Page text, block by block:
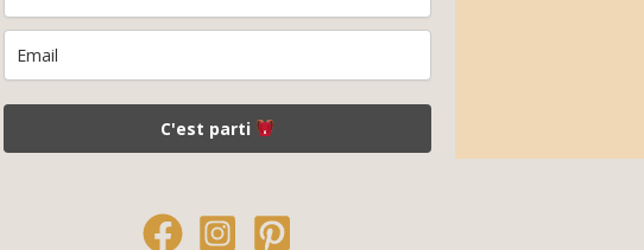
C'est parti